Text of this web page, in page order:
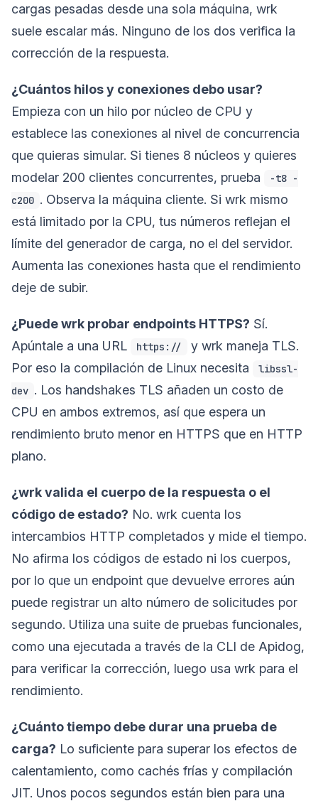
cargas pesadas desde una sola máquina, wrk
suele escalar más. Ninguno de los dos verifica la
corrección de la respuesta.
¿Cuántos hilos y conexiones debo usar?
Empieza con un hilo por núcleo de CPU y
establece las conexiones al nivel de concurrencia
que quieras simular. Si tienes 8 núcleos y quieres
modelar 200 clientes concurrentes, prueba
-t8 -
c200 . Observa la máquina cliente. Si wrk mismo
está limitado por la CPU, tus números reflejan el
límite del generador de carga, no el del servidor.
Aumenta las conexiones hasta que el rendimiento
deje de subir.
¿Puede wrk probar endpoints HTTPS? Sí.
Apúntale a una URL
https://
y wrk maneja TLS.
Por eso la compilación de Linux necesita
libssl-
dev . Los handshakes TLS añaden un costo de
CPU en ambos extremos, así que espera un
rendimiento bruto menor en HTTPS que en HTTP
plano.
¿wrk valida el cuerpo de la respuesta o el
código de estado? No. wrk cuenta los
intercambios HTTP completados y mide el tiempo.
No afirma los códigos de estado ni los cuerpos,
por lo que un endpoint que devuelve errores aún
puede registrar un alto número de solicitudes por
segundo. Utiliza una suite de pruebas funcionales,
como una ejecutada a través de la CLI de Apidog,
para verificar la corrección, luego usa wrk para el
rendimiento.
¿Cuánto tiempo debe durar una prueba de
carga? Lo suficiente para superar los efectos de
calentamiento, como cachés frías y compilación
JIT. Unos pocos segundos están bien para una